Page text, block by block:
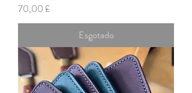
Preço
70,00 £
Esgotado